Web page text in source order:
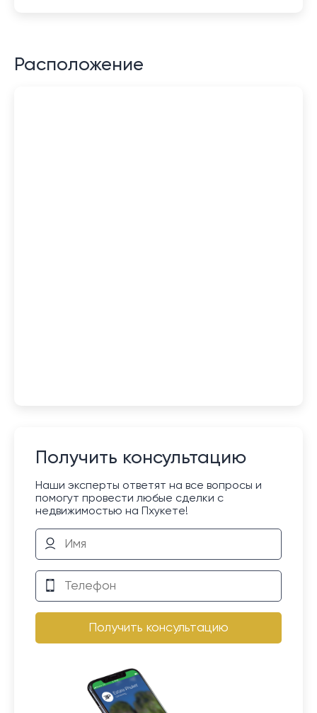
Расположение
Получить консультацию
Наши эксперты ответят на все вопросы и
помогут провести любые сделки с
недвижимостью на Пхукете!
Получить консультацию